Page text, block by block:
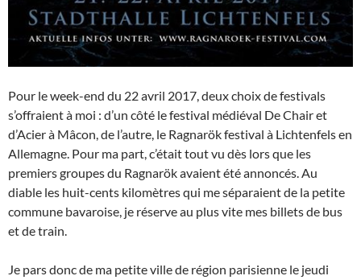
Pour le week-end du 22 avril 2017, deux choix de festivals
s’offraient à moi : d’un côté le festival médiéval De Chair et
d’Acier à Mâcon, de l’autre, le Ragnarök festival à Lichtenfels en
Allemagne. Pour ma part, c’était tout vu dès lors que les
premiers groupes du Ragnarök avaient été annoncés. Au
diable les huit-cents kilomètres qui me séparaient de la petite
commune bavaroise, je réserve au plus vite mes billets de bus
et de train.
Je pars donc de ma petite ville de région parisienne le jeudi